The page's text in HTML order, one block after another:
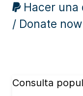
Hacer una
/ Donate now
Consulta